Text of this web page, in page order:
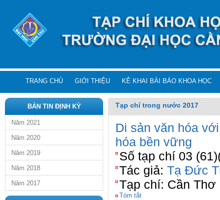
TRANG CHỦ GIỚI THIỆU KÊ KHAI BÀI BÁO KHOA HỌC
BẢN TIN ĐỊNH KỲ
Năm 2021
Năm 2020
Năm 2019
Năm 2018
Năm 2017
Tạp chí trong nước 2017
Di sản văn hóa
hóa bền vững
Số tạp chí 03
Tác giả: Tạ Đức
Tạp chí: Cần Thơ
Tóm tắt